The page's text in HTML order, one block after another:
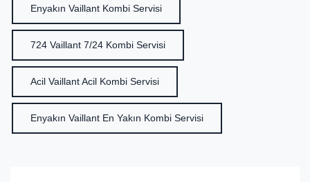
Enyakın Vaillant Kombi Servisi
724 Vaillant 7/24 Kombi Servisi
Acil Vaillant Acil Kombi Servisi
Enyakın Vaillant En Yakın Kombi Servisi